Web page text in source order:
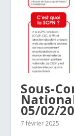
Sous-
05/02/
7 février 2025